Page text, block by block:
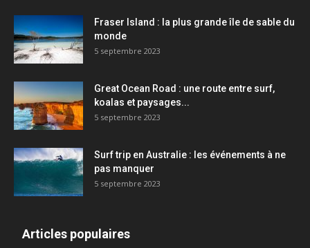
Fraser Island : la plus grande île de sable du
monde
5 septembre 2023
Great Ocean Road : une route entre surf,
koalas et paysages...
5 septembre 2023
Surf trip en Australie : les événements à ne
pas manquer
5 septembre 2023
Articles populaires